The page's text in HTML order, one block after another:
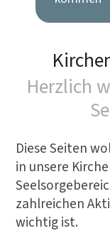
Herzlich
Diese Seiten
in unsere
zahlreichen
wichtig ist.